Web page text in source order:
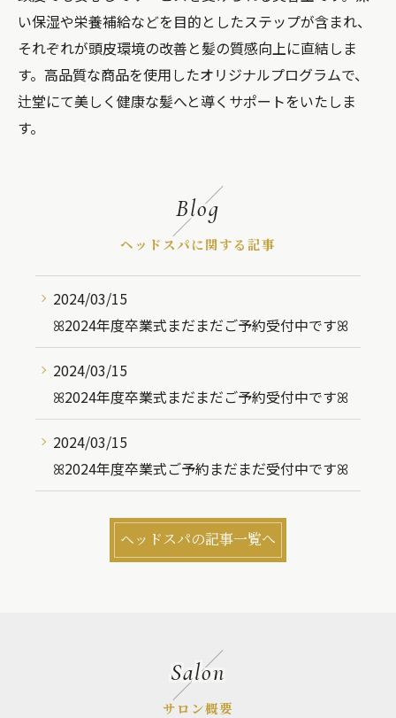
い保湿や栄養補給などを目的としたステップが含まれ、
それぞれが頭皮環境の改善と髪の質感向上に直結しま
す。高品質な商品を使用したオリジナルプログラムで、
辻堂にて美しく健康な髪へと導くサポートをいたしま
す。
Blog
ヘッドスパに関する記事
2024/03/15
ꕤ︎︎2024年度卒業式まだまだご予約受付中ですꕤ︎︎
2024/03/15
ꕤ︎︎2024年度卒業式まだまだご予約受付中ですꕤ︎︎
2024/03/15
ꕤ︎︎2024年度卒業式ご予約まだまだ受付中ですꕤ︎︎
ヘッドスパの記事一覧へ
サロン概要
Salon